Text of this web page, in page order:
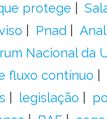
protege
Pnad
Nacional da
fluxo contínuo
legislação